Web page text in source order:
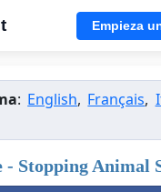
Empieza
: English, Français,
- Stopping Animal